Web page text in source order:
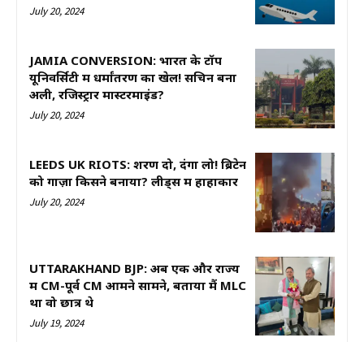
July 20, 2024
JAMIA CONVERSION: भारत के टॉप
यूनिवर्सिटी में धर्मांतरण का खेल! सचिन बना
अली, रजिस्ट्रार मास्टरमाइंड?
July 20, 2024
LEEDS UK RIOTS: शरण दो, दंगा लो! ब्रिटेन
को गाज़ा किसने बनाया? लीड्स में हाहाकार
July 20, 2024
UTTARAKHAND BJP: अब एक और राज्य
में CM-पूर्व CM आमने सामने, बताया मैं MLC
था वो छात्र थे
July 19, 2024